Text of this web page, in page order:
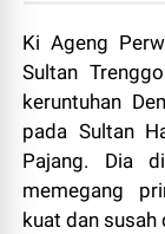
Ki Ageng
Sultan
keruntuhan
pada Sultan
Pajang. Dia
memegang
kuat dan susah